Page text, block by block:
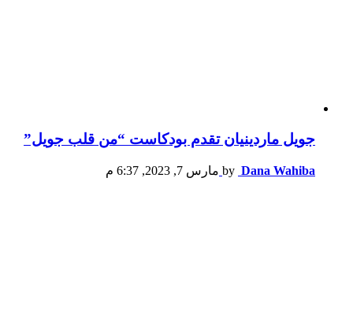
جويل ماردينيان تقدم بودكاست “من قلب جويل”
by Dana Wahiba مارس 7, 2023, 6:37 م